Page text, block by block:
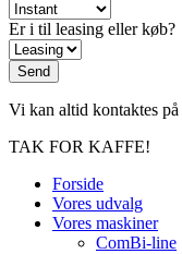
Er i til leasing eller køb?
Send
Vi kan altid kontaktes på
TAK FOR KAFFE!
Forside
Vores udvalg
Vores maskiner
ComBi-line